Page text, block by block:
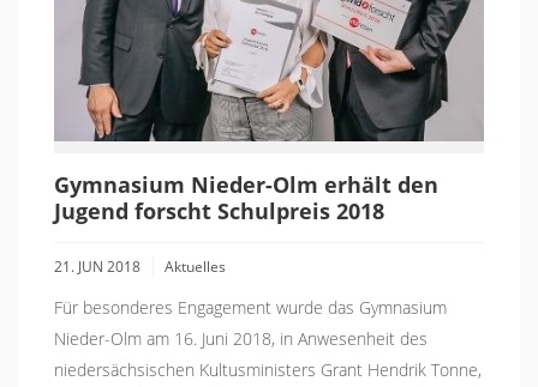
Gymnasium Nieder-Olm erhält den
Jugend forscht Schulpreis 2018
21. JUN 2018 Aktuelles
Für besonderes Engagement wurde das Gymnasium
Nieder-Olm am 16. Juni 2018, in Anwesenheit des
niedersächsischen Kultusministers Grant Hendrik Tonne,